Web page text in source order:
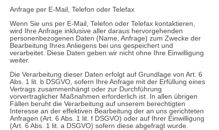
Anfrage per E-Mail, Telefon oder Telefax
Wenn Sie uns per E-Mail, Telefon oder Telefax kontaktieren,
wird Ihre Anfrage inklusive aller daraus hervorgehenden
personenbezogenen Daten (Name, Anfrage) zum Zwecke der
Bearbeitung Ihres Anliegens bei uns gespeichert und
verarbeitet. Diese Daten geben wir nicht ohne Ihre Einwilligung
weiter.
Die Verarbeitung dieser Daten erfolgt auf Grundlage von Art. 6
Abs. 1 lit. b DSGVO, sofern Ihre Anfrage mit der Erfüllung eines
Vertrags zusammenhängt oder zur Durchführung
vorvertraglicher Maßnahmen erforderlich ist. In allen übrigen
Fällen beruht die Verarbeitung auf unserem berechtigten
Interesse an der effektiven Bearbeitung der an uns gerichteten
Anfragen (Art. 6 Abs. 1 lit. f DSGVO) oder auf Ihrer Einwilligung
(Art. 6 Abs. 1 lit. a DSGVO) sofern diese abgefragt wurde.